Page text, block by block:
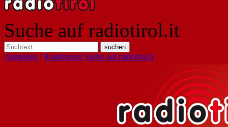
Suche auf radiotirol.it
Anmelden /Registrieren Suche auf radiotirol.it